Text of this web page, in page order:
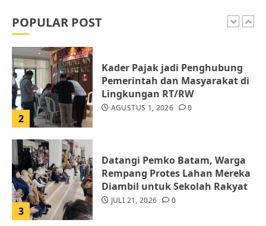
POPULAR POST
1
2
Kader Pajak jadi Penghubung
Pemerintah dan Masyarakat di
Lingkungan RT/RW
AGUSTUS 1, 2026 0
3
Datangi Pemko Batam, Warga
Rempang Protes Lahan Mereka
Diambil untuk Sekolah Rakyat
JULI 21, 2026 0